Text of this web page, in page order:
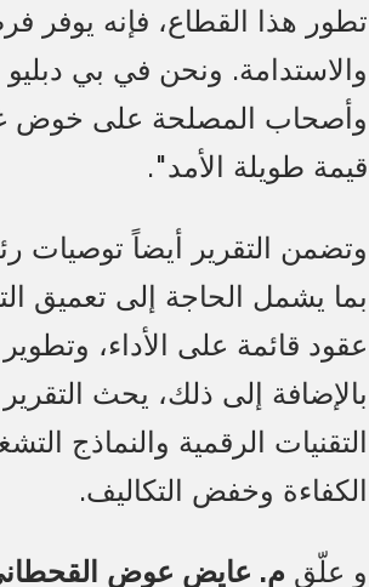
تطور هذا القطاع، فإنه يوفر
والاستدامة. ونحن في بي
وأصحاب المصلحة على خوض
قيمة طويلة الأمد".
وتضمن التقرير أيضاً توصيات
بما يشمل الحاجة إلى تعميق
عقود قائمة على الأداء، وتطوير
بالإضافة إلى ذلك، يحث
التقنيات الرقمية والنماذج
الكفاءة وخفض التكاليف.
و علّق م. عايض عوض